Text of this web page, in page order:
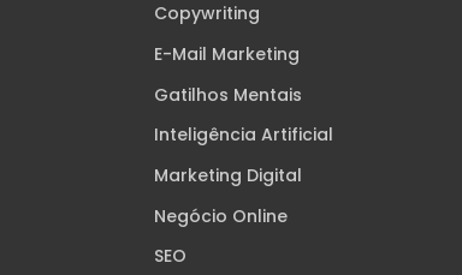
Copywriting
E-Mail Marketing
Gatilhos Mentais
Inteligência Artificial
Marketing Digital
Negócio Online
SEO